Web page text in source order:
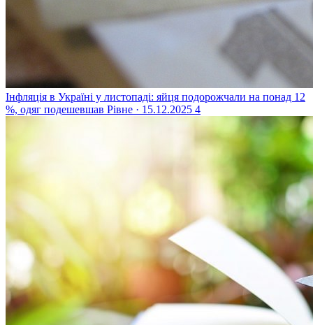
Інфляція в Україні у листопаді: яйця подорожчали на понад 12
%, одяг подешевшав Рівне · 15.12.2025 4